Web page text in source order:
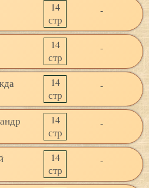
14
стр
-
14
стр
-
14
стр
-
14
стр
-
14
стр
-